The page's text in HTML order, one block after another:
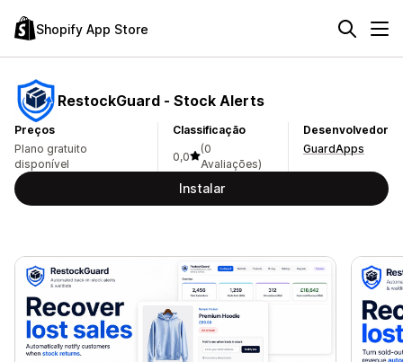
Shopify App Store
RestockGuard ‑ Stock Alerts
Preços
Plano gratuito
disponível
Classificação
0,0
(0
Avaliações)
Desenvolvedor
GuardApps
Instalar